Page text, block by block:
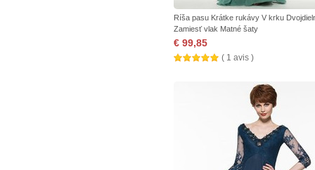
Ríša pasu Krátke rukávy V krku
Zamiesť vlak Matné šaty
€ 99,85
( 1 avis )